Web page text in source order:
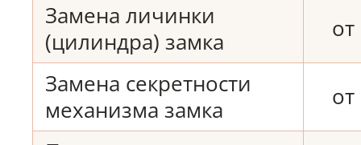
Замена личинки
(цилиндра) замка
Замена секретности
механизма замка